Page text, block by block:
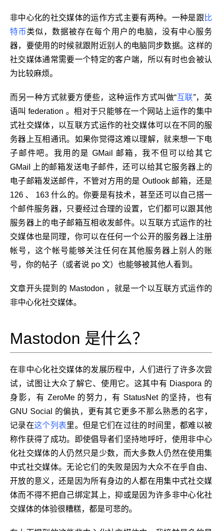
非中心化的社交媒体的运作方式主要有两种。一种是跟 比
特币 类似，数据被存在每个用户的电脑，没有中心服务
器，要使用的时候就跟附近别人的电脑同步数据。这样的
社交媒体通常需要一个特定的客户端，所以有时也会被认
为比较麻烦。
而另一种方式就要方便些，这种运作方式叫做“互联”，英
语叫 federation 。相对于只能够在一个网站上运作的集中
式社交媒体，以互联方式运作的社交媒体可以在不同的服
务器上互相通讯。如果你觉得这难以理解，就来想一下电
子邮件吧。我用的是 GMail 邮箱，我不但可以给其它
GMail 上的邮箱发送电子邮件，还可以给其它服务器上的
电子邮箱发送邮件，不管对方用的是 Outlook 邮箱，还是
126 、 163 什么的。你要是有技术，甚至还可以自己搭一
个邮件服务器，只要经过合理的设置，它们都可以跟其他
服务器上的电子邮箱互相收发邮件。以互联方式运作的社
交媒体也是同理，你可以在任何一个公开的服务器上注册
帐号，这个帐号能够关注任何在其他服务器上别人的账
号，你的帖子（或者说 po 文）也能够被其他人看到。
文章开头提到的 Mastodon ，就是一个以互联方式运作的
非中心化社交媒体。
Mastodon 是什么？
在非中心化社交媒体的发展历程中，人们进行了许多次尝
试，试图让大众了解它、使用它。这其中有 Diaspora 的
身影，有 ZeroMe 的努力，有 StatusNet 的坚持，也有
GNU Social 的偏执，更有其它更多不那么熟悉的名字，
记录在这个列表里。但是它们在过往的时间里，都难以被
称作获得了成功。即使倡导者们坚持地呼吁，使用非中心
化社交媒体的人仍然只是少数，而大多数人仍然在使用集
中式社交媒体。无论它们的失败是因为大众不在乎自由、
开放的意义，还是因为所有身边的人都在用集中式社交媒
体而不得不把自己绑定其上，抑或是因为许多非中心化社
交媒体的体验很糟糕，都是可悲的。